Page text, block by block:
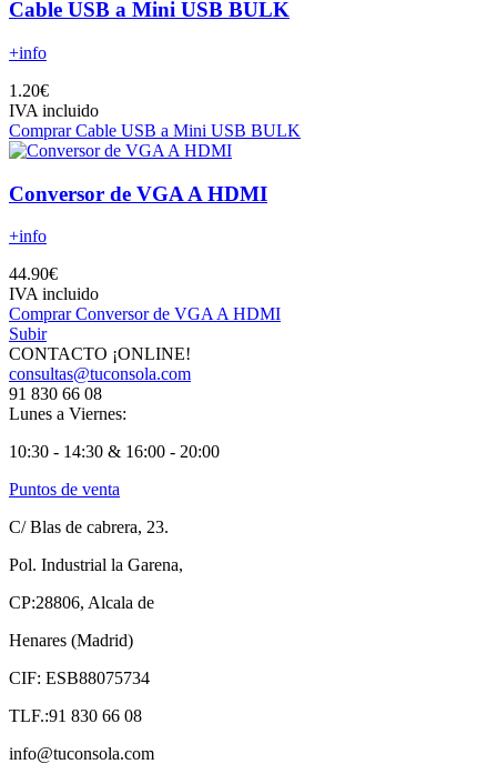
Cable USB a Mini USB BULK
+info
1.20€
IVA incluido
Comprar Cable USB a Mini USB BULK
Conversor de VGA A HDMI
+info
44.90€
IVA incluido
Comprar Conversor de VGA A HDMI
Subir
CONTACTO ¡ONLINE!
consultas@tuconsola.com
91 830 66 08
Lunes a Viernes:
10:30 - 14:30 & 16:00 - 20:00
Puntos de venta
C/ Blas de cabrera, 23.
Pol. Industrial la Garena,
CP:28806, Alcala de
Henares (Madrid)
CIF: ESB88075734
TLF.:91 830 66 08
info@tuconsola.com